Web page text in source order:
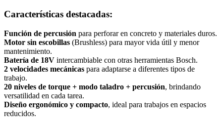
Características destacadas:
Función de percusión para perforar en concreto y materiales duros.
Motor sin escobillas (Brushless) para mayor vida útil y menor
mantenimiento.
Batería de 18V intercambiable con otras herramientas Bosch.
2 velocidades mecánicas para adaptarse a diferentes tipos de
trabajo.
20 niveles de torque + modo taladro + percusión, brindando
versatilidad en cada tarea.
Diseño ergonómico y compacto, ideal para trabajos en espacios
reducidos.